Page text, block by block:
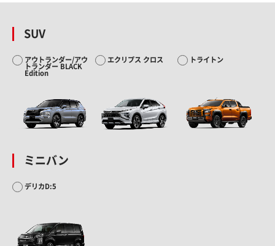
SUV
アウトランダー/アウ
トランダー BLACK
Edition
エクリプス クロス トライトン
ミニバン
デリカD:5